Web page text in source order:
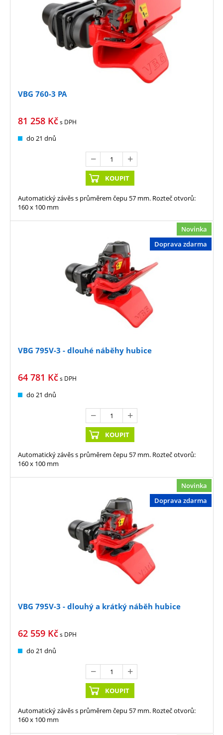
VBG 760-3 PA
81 258 Kčs DPH
do 21 dnů
KOUPIT
Automatický závěs s průměrem čepu 57 mm. Rozteč otvorů:
160 x 100 mm
Novinka
Doprava zdarma
VBG 795V-3 - dlouhé náběhy hubice
64 781 Kčs DPH
do 21 dnů
KOUPIT
Automatický závěs s průměrem čepu 57 mm. Rozteč otvorů:
160 x 100 mm
Novinka
Doprava zdarma
VBG 795V-3 - dlouhý a krátký náběh hubice
62 559 Kčs DPH
do 21 dnů
KOUPIT
Automatický závěs s průměrem čepu 57 mm. Rozteč otvorů:
160 x 100 mm